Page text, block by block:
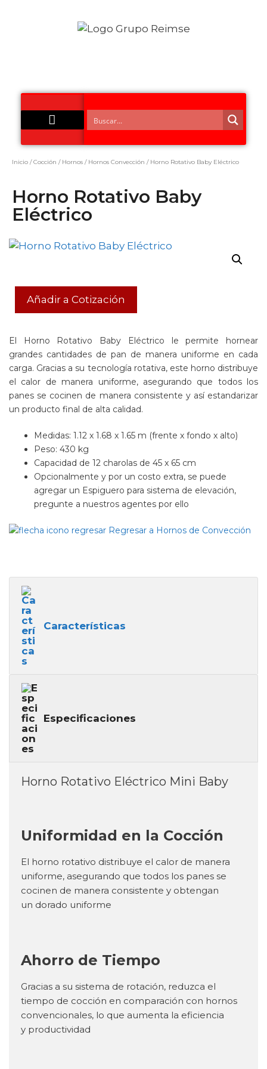
Inicio /Cocción / Hornos / Hornos Convección / Horno Rotativo Baby Eléctrico
Horno Rotativo Baby
Eléctrico
Añadir a Cotización
El Horno Rotativo Baby Eléctrico le permite hornear
grandes cantidades de pan de manera uniforme en cada
carga. Gracias a su tecnología rotativa, este horno distribuye
el calor de manera uniforme, asegurando que todos los
panes se cocinen de manera consistente y así estandarizar
un producto final de alta calidad.
Medidas: 1.12 x 1.68 x 1.65 m (frente x fondo x alto)
Peso: 430 kg
Capacidad de 12 charolas de 45 x 65 cm
Opcionalmente y por un costo extra, se puede
agregar un Espiguero para sistema de elevación,
pregunte a nuestros agentes por ello
Regresar a Hornos de Convección
Características
Especificaciones
Horno Rotativo Eléctrico Mini Baby
Uniformidad en la Cocción
El horno rotativo distribuye el calor de manera
uniforme, asegurando que todos los panes se
cocinen de manera consistente y obtengan
un dorado uniforme
Ahorro de Tiempo
Gracias a su sistema de rotación, reduzca el
tiempo de cocción en comparación con hornos
convencionales, lo que aumenta la eficiencia
y productividad